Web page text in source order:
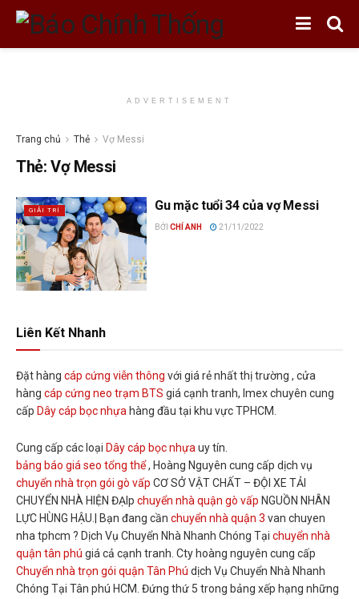
ADVERTISEMENT
Trang chủ Thẻ Vợ Messi
Thẻ:Vợ Messi
GIẢI TRÍ Gu mặc tuổi 34 của vợ Messi
BỞI CHÍ ANH 21/11/2022
Liên Kết Nhanh
Đặt hàng cáp cứng viễn thông với giá rẻ nhất thị trường , cửa
hàng cáp cứng neo trạm BTS giá cạnh tranh, Imex chuyên cung
cấp Dây cáp bọc nhựa hàng đầu tại khu vực TPHCM.
Cung cấp các loại Dây cáp bọc nhựa uy tín.
bảng báo giá seo tổng thể, Hoàng Nguyên cung cấp dịch vụ
chuyển nhà trọn gói gò vấp CƠ SỞ VẬT CHẤT – ĐỘI XE TẢI
CHUYỂN NHÀ HIỆN ĐẠIp chuyển nhà quận gò vấp NGUỒN NHÂN
LỰC HÙNG HẬU.| Bạn đang cần chuyển nhà quận 3 van chuyen
nha tphcm ? Dịch Vụ Chuyển Nhà Nhanh Chóng Tại chuyển nhà
quận tân phú giá cả cạnh tranh. Cty hoàng nguyên cung cấp
Chuyển nhà trọn gói quận Tân Phú dịch Vụ Chuyển Nhà Nhanh
Chóng Tại Tân phú HCM. Đứng thứ 5 trong bảng xếp hạng những